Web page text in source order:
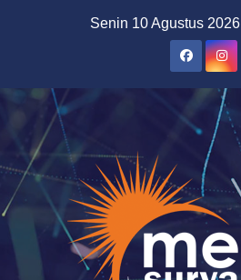
Senin 10 Agustus 2026